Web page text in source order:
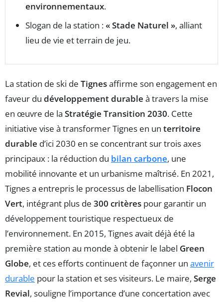
environnementaux.
Slogan de la station :« Stade Naturel », alliant
lieu de vie et terrain de jeu.
La station de ski de Tignesaffirme son engagement en
faveur du développement durable à travers la mise
en œuvre de la Stratégie Transition 2030. Cette
initiative vise à transformer Tignes en un territoire
durable d’ici 2030 en se concentrant sur trois axes
principaux : la réduction du bilan carbone, une
mobilité innovante et un urbanisme maîtrisé. En 2021,
Tignes a entrepris le processus de labellisation Flocon
Vert, intégrant plus de 300 critères pour garantir un
développement touristique respectueux de
l’environnement. En 2015, Tignes avait déjà été la
première station au monde à obtenir le label Green
Globe, et ces efforts continuent de façonner un avenir
durable pour la station et ses visiteurs. Le maire, Serge
Revial, souligne l’importance d’une concertation avec